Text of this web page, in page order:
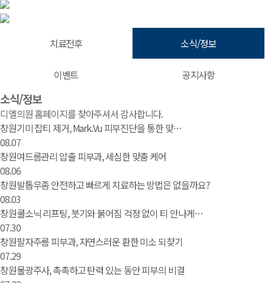
치료전후 소식/정보
이벤트 공지사항
소식/정보 | 창원 피부과 디엘의원
소식/정보
디엘의원 홈페이지를 찾아주셔서 감사합니다.
창원기미 잡티 제거, Mark.Vu 피부진단을 통한 맞…
08.07
창원여드름관리 압출 피부과, 세심한 맞춤 케어
08.06
창원발톱무좀 안전하고 빠르게 치료하는 방법은 없을까요?
08.03
창원쿨소닉 리프팅, 붓기와 붉어짐 걱정 없이 티 안나게…
07.30
창원팔자주름 피부과, 자연스러운 환한 미소 되찾기
07.29
창원물광주사, 촉촉하고 탄력 있는 동안 피부의 비결